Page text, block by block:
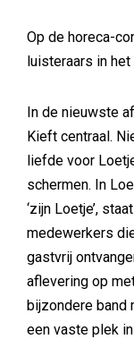
Op de horeca-
luisteraars in
In de nieuwste
Kieft centraal.
liefde voor
schermen. In
‘zijn Loetje’,
medewerkers
gastvrij
aflevering op
bijzondere band
een vaste plek